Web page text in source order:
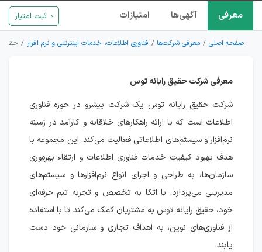
معرفی آگهی‌ها امتیازات ثبت امتیاز
صفحه اصلی معرفی شرکت‌ها فناوری اطلاعات، خدمات اینترنتی و نرم افزار حقیق
معرفی شرکت حقیق رایانه توس
شرکت حقیق رایانه توس یک شرکت پیشرو در حوزه فناوری
اطلاعات است که با ارائه راهکارهای خلاقانه و کارآمد در زمینه
نرم‌افزار و سیستم‌های اطلاعاتی فعالیت می‌کند. این مجموعه با
هدف بهبود کیفیت خدمات فناوری اطلاعات و ارتقاء بهره‌وری
سازمان‌ها، به طراحی و اجرای انواع نرم‌افزارها و سیستم‌های
مدیریتی می‌پردازد. با اتکا به تخصص و تجربه تیم حرفه‌ای
خود، حقیق رایانه توس به مشتریان کمک می‌کند تا با استفاده
از فناوری‌های نوین، به اهداف تجاری و سازمانی خود دست
یابند.